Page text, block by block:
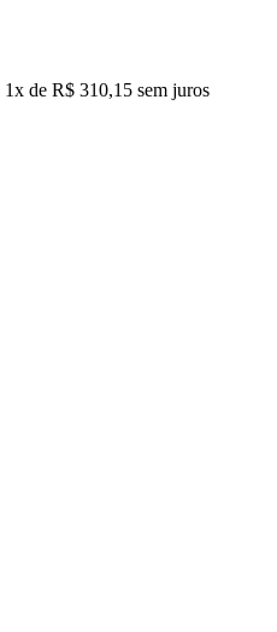
1x de R$ 310,15 sem juros